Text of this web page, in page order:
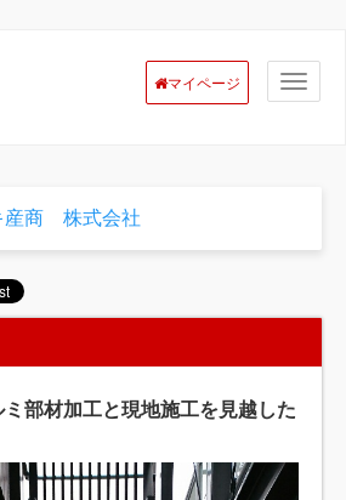
マイページ
産商 株式会社
部材加工と現地施工を見越した